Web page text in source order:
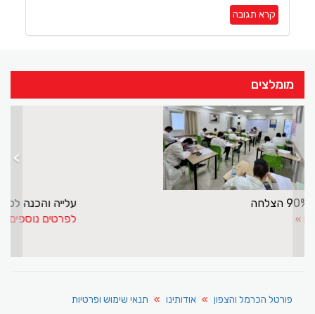
קרא תגובה
מומלצים
מ־0 ציפיות ל־90% הצלחה
לפרטים נוספים
> <
פורטל הכרמל והצפון אודותינו תנאי שימוש ופרטיות